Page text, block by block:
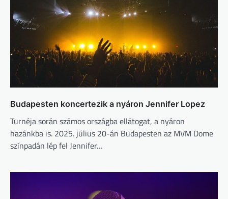
Budapesten koncertezik a nyáron Jennifer Lopez
Turnéja során számos országba ellátogat, a nyáron
hazánkba is. 2025. július 20-án Budapesten az MVM Dome
színpadán lép fel Jennifer…